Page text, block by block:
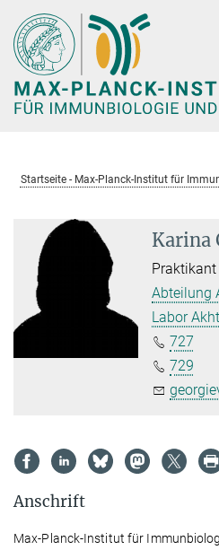
Hauptinhalt
Startseite - Max-Planck-Institut für
Karina
Praktikant
Abteilung
Labor
727
729
Anschrift
Max-Planck-Institut für